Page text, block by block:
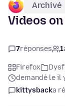
Archivé
Videos
7réponses 1
Firefox
demandé le il
kittysbacka